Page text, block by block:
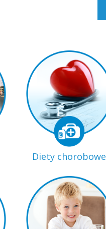
Diety chorobowe